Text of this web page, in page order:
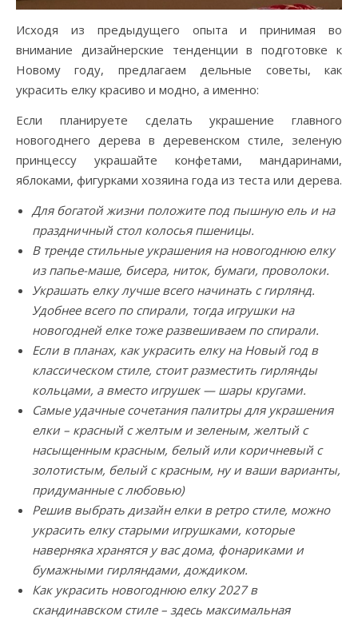
Исходя из предыдущего опыта и принимая во
внимание дизайнерские тенденции в подготовке к
Новому году, предлагаем дельные советы, как
украсить елку красиво и модно, а именно:
Если планируете сделать украшение главного
новогоднего дерева в деревенском стиле, зеленую
принцессу украшайте конфетами, мандаринами,
яблоками, фигурками хозяина года из теста или дерева.
Для богатой жизни положите под пышную ель и на
праздничный стол колосья пшеницы.
В тренде стильные украшения на новогоднюю елку
из папье-маше, бисера, ниток, бумаги, проволоки.
Украшать елку лучше всего начинать с гирлянд.
Удобнее всего по спирали, тогда игрушки на
новогодней елке тоже развешиваем по спирали.
Если в планах, как украсить елку на Новый год в
классическом стиле, стоит разместить гирлянды
кольцами, а вместо игрушек — шары кругами.
Самые удачные сочетания палитры для украшения
елки – красный с желтым и зеленым, желтый с
насыщенным красным, белый или коричневый с
золотистым, белый с красным, ну и ваши варианты,
придуманные с любовью)
Решив выбрать дизайн елки в ретро стиле, можно
украсить елку старыми игрушками, которые
наверняка хранятся у вас дома, фонариками и
бумажными гирляндами, дождиком.
Как украсить новогоднюю елку 2027 в
скандинавском стиле – здесь максимальная